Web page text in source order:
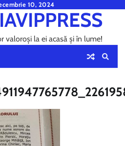
10, 2024
valoroși la ei acasă și în lume!